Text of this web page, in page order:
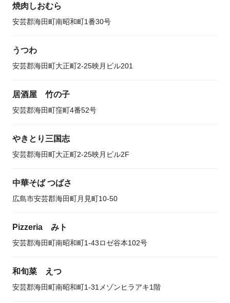
焼肉しおむら
安芸郡海田町南昭和町1番30号
うつわ
安芸郡海田町大正町2-25映月ビル201
居酒屋 竹の子
安芸郡海田町窪町4番52号
やきとり三国志
安芸郡海田町大正町2-25映月ビル2F
中華そば つばさ
広島市安芸郡海田町月見町10-50
Pizzeria みト
安芸郡海田町南昭和町1-43ロゼ谷本102号
和旬菜 えつ
安芸郡海田町南昭和町1-31メゾンヒラアキ1階